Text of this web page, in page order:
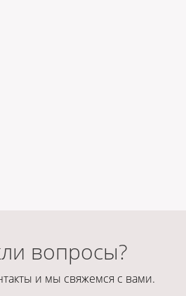
вопросы?
и мы свяжемся с вами.